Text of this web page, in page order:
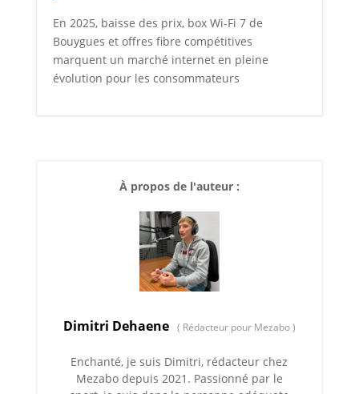
En 2025, baisse des prix, box Wi-Fi 7 de
Bouygues et offres fibre compétitives
marquent un marché internet en pleine
évolution pour les consommateurs
À propos de l'auteur :
Dimitri Dehaene ( Rédacteur pour Mezabo)
Enchanté, je suis Dimitri, rédacteur chez
Mezabo depuis 2021. Passionné par le